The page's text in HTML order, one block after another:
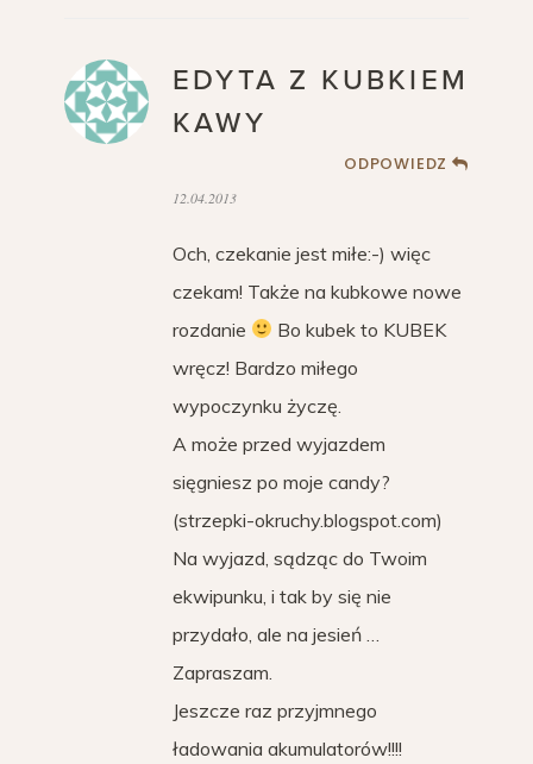
EDYTA Z KUBKIEM
KAWY
ODPOWIEDZ
12.04.2013
Och, czekanie jest miłe:-) więc
czekam! Także na kubkowe nowe
rozdanie
Bo kubek to KUBEK
wręcz! Bardzo miłego
wypoczynku życzę.
A może przed wyjazdem
sięgniesz po moje candy?
(strzepki-okruchy.blogspot.com)
Na wyjazd, sądząc do Twoim
ekwipunku, i tak by się nie
przydało, ale na jesień …
Zapraszam.
Jeszcze raz przyjmnego
ładowania akumulatorów!!!!